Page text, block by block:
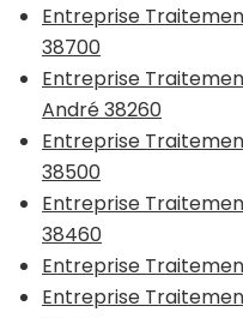
Entreprise
38700
Entreprise
André 38260
Entreprise
38500
Entreprise
38460
Entreprise
Entreprise